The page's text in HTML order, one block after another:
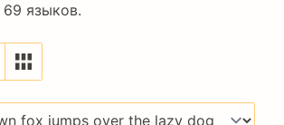
языков.